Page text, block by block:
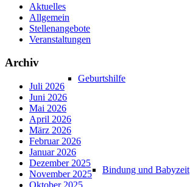
Geburtshilfe
Bindung und Babyzeit
Aktuelles
Allgemein
Stellenangebote
Veranstaltungen
Archiv
Juli 2026
Juni 2026
Mai 2026
April 2026
März 2026
Februar 2026
Januar 2026
Dezember 2025
November 2025